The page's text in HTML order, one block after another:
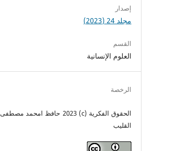
إصدار
مجلد 24 (2023)
القسم
العلوم الإنسانية
الرخصة
الحقوق الفكرية (c) 2023 حافظ امحمد مصطفى
القليب